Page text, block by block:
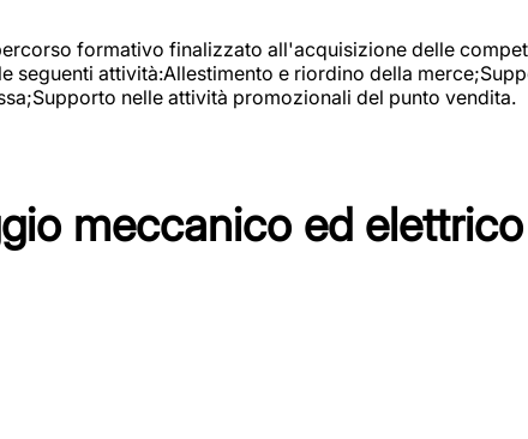
formativo finalizzato all'acquisizione delle
seguenti attività:Allestimento e riordino della
nelle attività promozionali del punto vendita.
meccanico ed